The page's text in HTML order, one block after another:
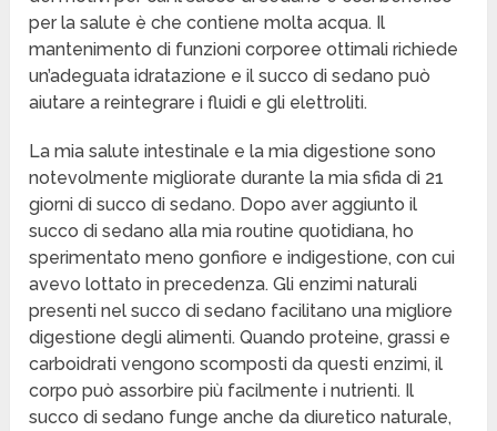
per la salute è che contiene molta acqua. Il
mantenimento di funzioni corporee ottimali richiede
un’adeguata idratazione e il succo di sedano può
aiutare a reintegrare i fluidi e gli elettroliti.
La mia salute intestinale e la mia digestione sono
notevolmente migliorate durante la mia sfida di 21
giorni di succo di sedano. Dopo aver aggiunto il
succo di sedano alla mia routine quotidiana, ho
sperimentato meno gonfiore e indigestione, con cui
avevo lottato in precedenza. Gli enzimi naturali
presenti nel succo di sedano facilitano una migliore
digestione degli alimenti. Quando proteine, grassi e
carboidrati vengono scomposti da questi enzimi, il
corpo può assorbire più facilmente i nutrienti. Il
succo di sedano funge anche da diuretico naturale,